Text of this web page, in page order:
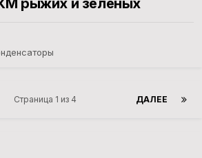
рыжих и зеленых
ДАЛЕЕ
Страница 1 из 4